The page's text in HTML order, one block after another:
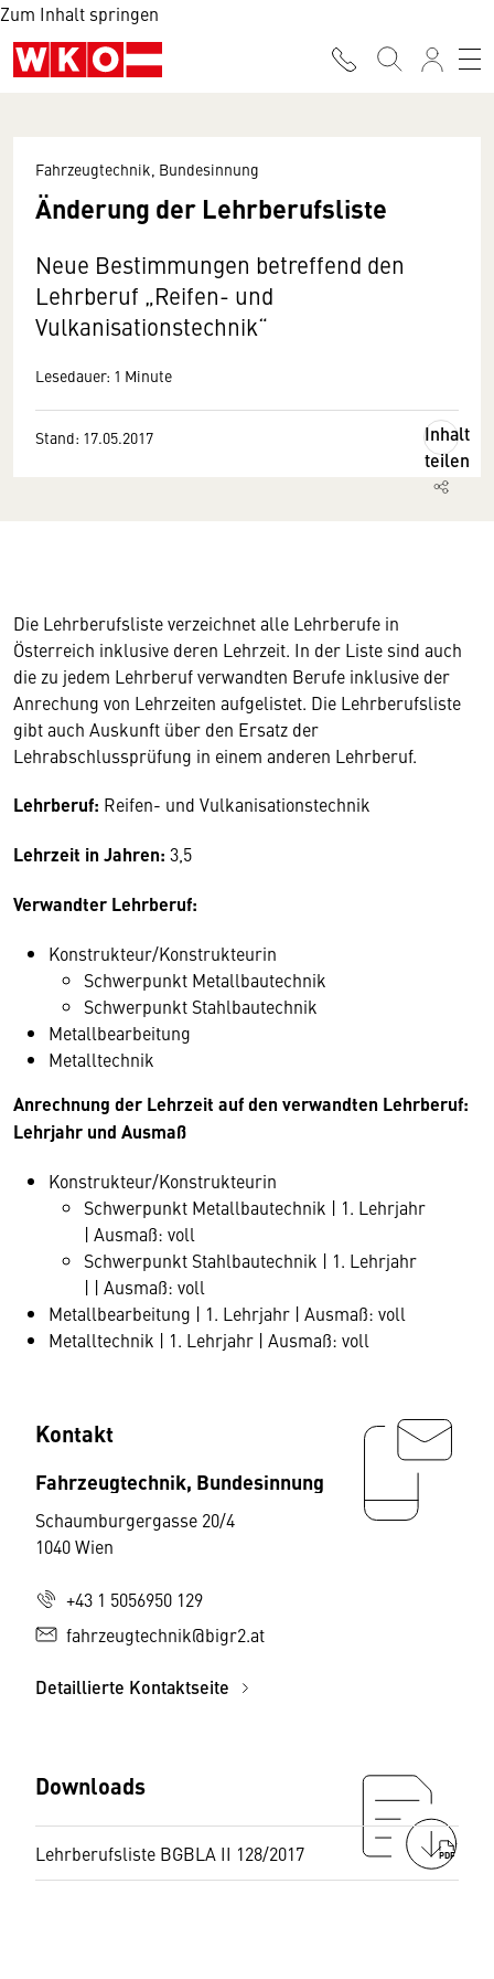
Zum Inhalt springen
Fahrzeugtechnik, Bundesinnung
Änderung der Lehrberufsliste
Neue Bestimmungen betreffend den
Lehrberuf „Reifen- und
Vulkanisationstechnik“
Lesedauer: 1 Minute
Stand: 17.05.2017
Inhalt
teilen
Die Lehrberufsliste verzeichnet alle Lehrberufe in
Österreich inklusive deren Lehrzeit. In der Liste sind auch
die zu jedem Lehrberuf verwandten Berufe inklusive der
Anrechung von Lehrzeiten aufgelistet. Die Lehrberufsliste
gibt auch Auskunft über den Ersatz der
Lehrabschlussprüfung in einem anderen Lehrberuf.
Lehrberuf: Reifen- und Vulkanisationstechnik
Lehrzeit in Jahren: 3,5
Verwandter Lehrberuf:
Konstrukteur/Konstrukteurin
Schwerpunkt Metallbautechnik
Schwerpunkt Stahlbautechnik
Metallbearbeitung
Metalltechnik
Anrechnung der Lehrzeit auf den verwandten Lehrberuf:
Lehrjahr und Ausmaß
Konstrukteur/Konstrukteurin
Schwerpunkt Metallbautechnik | 1. Lehrjahr
| Ausmaß: voll
Schwerpunkt Stahlbautechnik | 1. Lehrjahr
| | Ausmaß: voll
Metallbearbeitung | 1. Lehrjahr | Ausmaß: voll
Metalltechnik | 1. Lehrjahr | Ausmaß: voll
Kontakt
Fahrzeugtechnik, Bundesinnung
Schaumburgergasse 20/4
1040 Wien
+43 1 5056950 129
fahrzeugtechnik@bigr2.at
Detaillierte Kontaktseite
Downloads
Lehrberufsliste BGBLA II 128/2017 PDF